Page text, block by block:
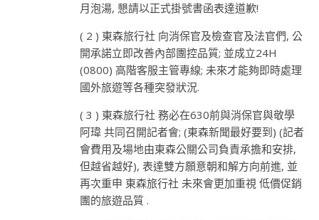
月泡湯, 懇請以正式掛號書函表達道歉!
( 2 ) 東森旅行社 向消保官及檢查官及法官們, 公
開承諾立即改善內部團控品質; 並成立24H
(0800) 高階客服主管專線; 未來才能夠即時處理
國外旅遊等各種突發狀況.
( 3 ) 東森旅行社 務必在630前與消保官與敬學
阿瑋 共同召開記者會; (東森新聞最好要到) (記者
會費用及場地由東森公關公司負責承擔和安排,
但越省越好), 表達雙方願意朝和解方向前進, 並
再次重申 東森旅行社 未來會更加重視 低價促銷
團的旅遊品質 .